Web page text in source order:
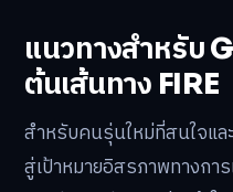
แนวทางสำหรับ
ต้นเส้นทาง FIRE
สำหรับคนรุ่นใหม่ที่สนใจแล
สู่เป้าหมายอิสรภาพทางกา